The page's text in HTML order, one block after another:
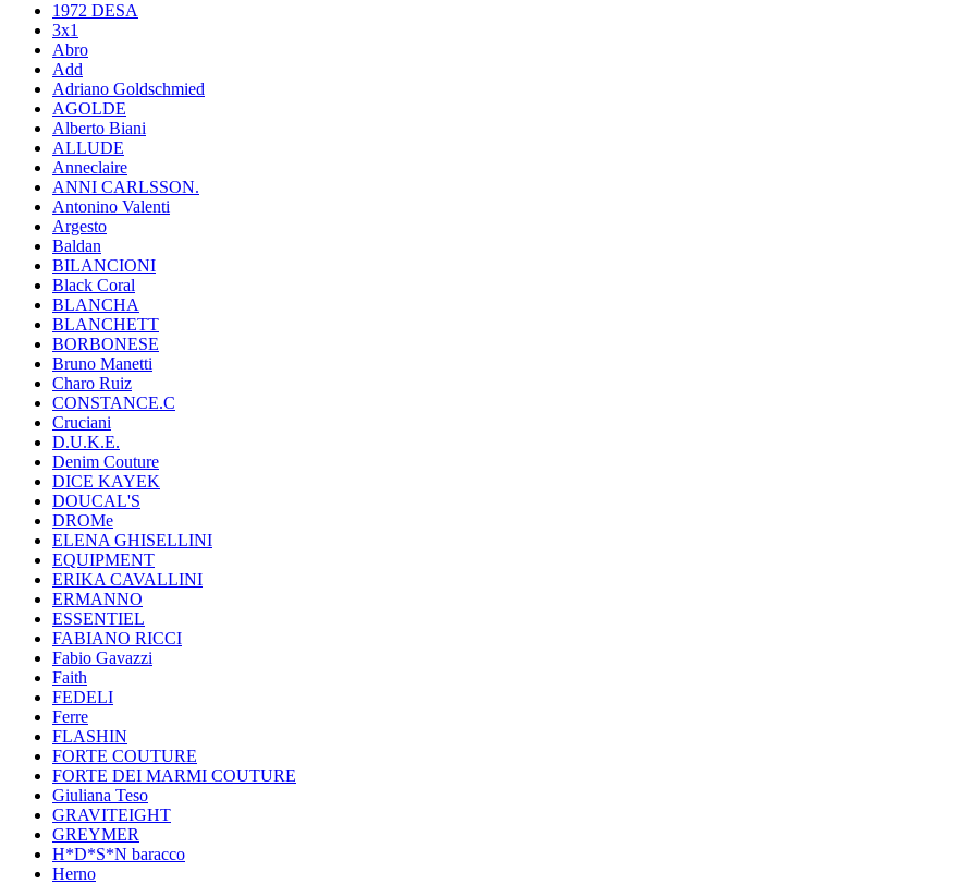
1972 DESA
3x1
Abro
Add
Adriano Goldschmied
AGOLDE
Alberto Biani
ALLUDE
Anneclaire
ANNI CARLSSON.
Antonino Valenti
Argesto
Baldan
BILANCIONI
Black Coral
BLANCHA
BLANCHETT
BORBONESE
Bruno Manetti
Charo Ruiz
CONSTANCE.C
Cruciani
D.U.K.E.
Denim Couture
DICE KAYEK
DOUCAL'S
DROMe
ELENA GHISELLINI
EQUIPMENT
ERIKA CAVALLINI
ERMANNO
ESSENTIEL
FABIANO RICCI
Fabio Gavazzi
Faith
FEDELI
Ferre
FLASHIN
FORTE COUTURE
FORTE DEI MARMI COUTURE
Giuliana Teso
GRAVITEIGHT
GREYMER
H*D*S*N baracco
Herno